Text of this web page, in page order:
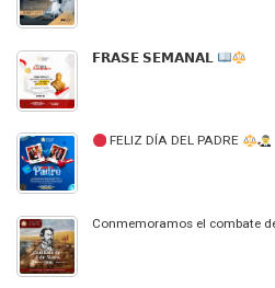
𝗙𝗥𝗔𝗦𝗘 𝗦𝗘𝗠𝗔𝗡𝗔𝗟
FELIZ DÍA DEL PADRE
Conmemoramos el combate